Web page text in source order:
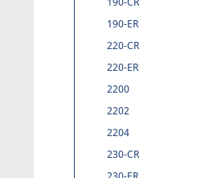
190-ER
220-CR
220-ER
2200
2202
2204
230-CR